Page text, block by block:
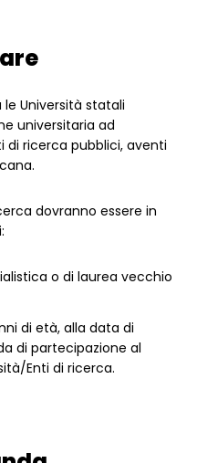
Università statali
universitaria ad
di ricerca pubblici, aventi
dovranno essere in
o di laurea vecchio
di età, alla data di
di partecipazione al
Enti di ricerca.